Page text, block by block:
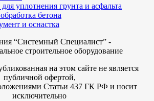
уплотнения грунта и асфальта
бетона
и оснастка
“Системный Специалист” -
строительное оборудование
на этом сайте не является
публичной офертой,
Статьи 437 ГК РФ и носит
исключительно